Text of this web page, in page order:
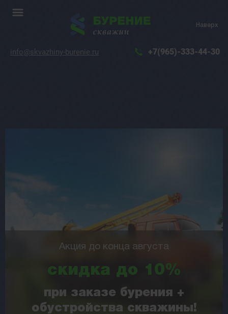
Наверх
info@skvazhiny-burenie.ru +7(965)-333-44-30
Акция до конца августа
скидка до 10%
при заказе бурения +
обустройства скважины!